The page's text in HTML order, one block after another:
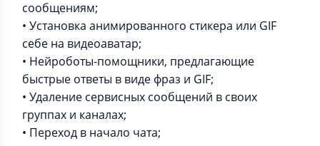
сообщениям;
• Установка анимированного стикера или GIF
себе на видеоаватар;
• Нейроботы-помощники, предлагающие
быстрые ответы в виде фраз и GIF;
• Удаление сервисных сообщений в своих
группах и каналах;
• Переход в начало чата;